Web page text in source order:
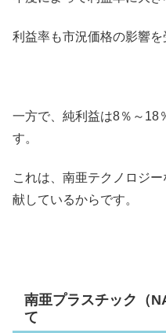
利益率も市況価格の影響を
一方で、純利益は8％～18
す。
これは、南亜テクノロジ
献しているからです。
南亜プラスチック（
て